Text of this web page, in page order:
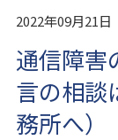
2022年09月21日
通信障
言の相談
務所へ）